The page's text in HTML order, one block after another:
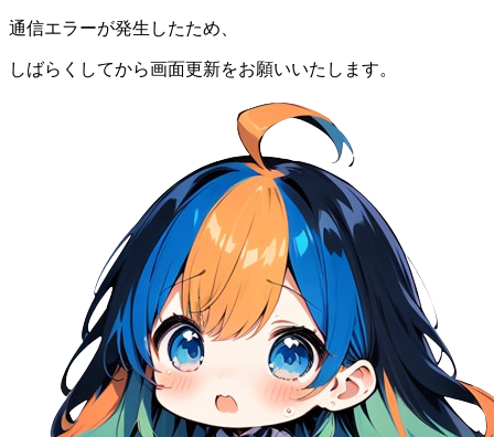
通信エラーが発生したため、
しばらくしてから画面更新をお願いいたします。